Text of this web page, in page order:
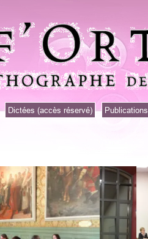
Dictées (accès réservé) Publications